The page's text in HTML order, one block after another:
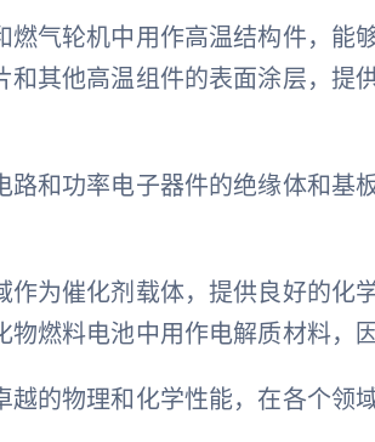
气轮机中用作高温结构件，能
其他高温组件的表面涂层，提
和功率电子器件的绝缘体和基
为催化剂载体，提供良好的化
燃料电池中用作电解质材料，
的物理和化学性能，在各个领